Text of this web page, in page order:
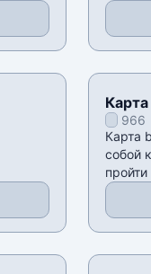
966
Карта
собой